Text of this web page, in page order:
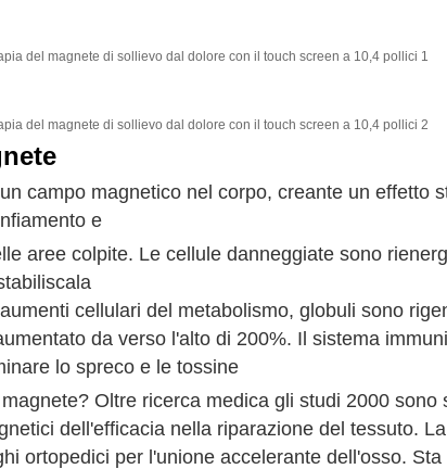
campo magnetico nel corpo, creante un effetto
e
aree colpite. Le cellule danneggiate sono
cellulari del metabolismo, globuli sono
da verso l'alto di 200%. Il sistema
lo spreco e le tossine
Oltre ricerca medica gli studi 2000
dell'efficacia nella riparazione del tessuto.
ortopedici per l'unione accelerante dell'osso.